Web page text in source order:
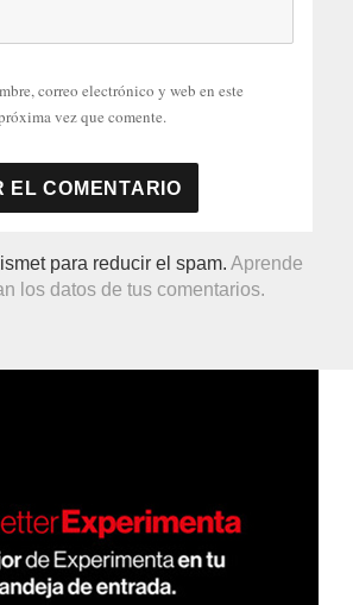
correo electrónico y web en este
vez que comente.
para reducir el spam.Aprende
los datos de tus comentarios.